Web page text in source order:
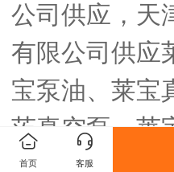
公司供应，天
有限公司供应
宝泵油、莱宝
茨真空泵、莱
莱宝螺杆泵维
首页 客服